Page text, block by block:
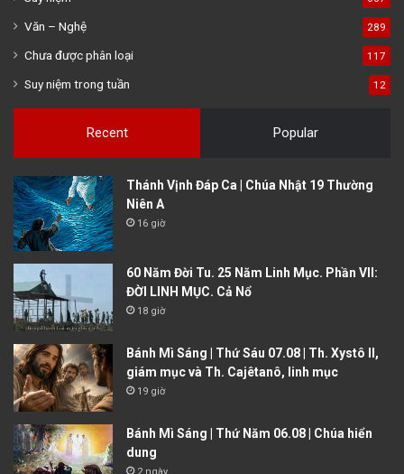
Văn – Nghệ 289
Chưa được phân loại 117
Suy niệm trong tuần 12
Recent Popular
Thánh Vịnh Đáp Ca | Chúa Nhật 19 Thường
Niên A
16 giờ
60 Năm Đời Tu. 25 Năm Linh Mục. Phần VII:
ĐỜI LINH MỤC. Cả Nổ
18 giờ
Bánh Mì Sáng | Thứ Sáu 07.08 | Th. Xystô II,
giám mục và Th. Cajêtanô, linh mục
19 giờ
Bánh Mì Sáng | Thứ Năm 06.08 | Chúa hiển
dung